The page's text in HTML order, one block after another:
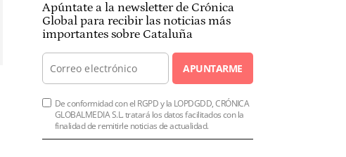
Apúntate a la newsletter de Crónica
Global para recibir las noticias más
importantes sobre Cataluña
APUNTARME
De conformidad con el RGPD y la LOPDGDD, CRÓNICA
GLOBALMEDIA S.L. tratará los datos facilitados con la
finalidad de remitirle noticias de actualidad.